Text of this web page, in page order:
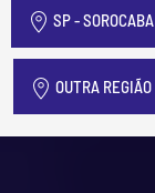
SP - SOROCABA
OUTRA REGIÃO